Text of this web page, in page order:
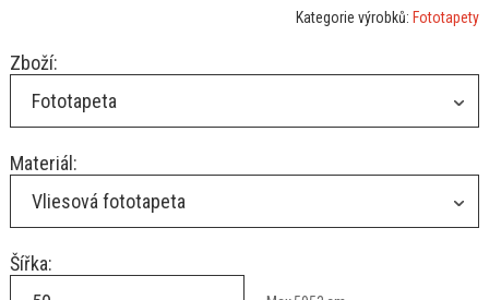
Kategorie výrobků: Fototapety
Zboží:
Fototapeta
Materiál:
Vliesová fototapeta
Šířka: